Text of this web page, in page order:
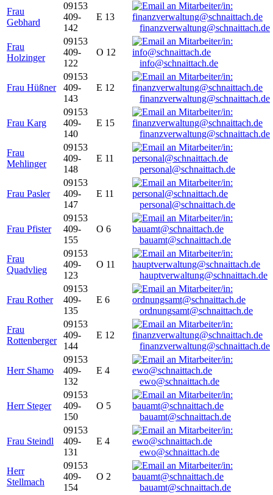
Frau
Gebhard
09153
409-
142
E 13
finanzverwaltung@schnaittach.de
Frau
Holzinger
09153
409-
122
O 12
info@schnaittach.de
Frau Hüßner
09153
409-
143
E 12
finanzverwaltung@schnaittach.de
Frau Karg
09153
409-
140
E 15
finanzverwaltung@schnaittach.de
Frau
Mehlinger
09153
409-
148
E 11
personal@schnaittach.de
Frau Pasler
09153
409-
147
E 11
personal@schnaittach.de
Frau Pfister
09153
409-
155
O 6
bauamt@schnaittach.de
Frau
Quadvlieg
09153
409-
123
O 11
hauptverwaltung@schnaittach.de
Frau Rother
09153
409-
135
E 6
ordnungsamt@schnaittach.de
Frau
Rottenberger
09153
409-
144
E 12
finanzverwaltung@schnaittach.de
Herr Shamo
09153
409-
132
E 4
ewo@schnaittach.de
Herr Steger
09153
409-
150
O 5
bauamt@schnaittach.de
Frau Steindl
09153
409-
131
E 4
ewo@schnaittach.de
Herr
Stellmach
09153
409-
154
O 2
bauamt@schnaittach.de